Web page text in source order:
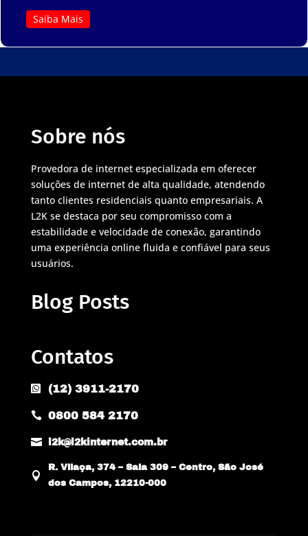
Saiba Mais
Sobre nós
Provedora de internet especializada em oferecer
soluções de internet de alta qualidade, atendendo
tanto clientes residenciais quanto empresariais. A
L2K se destaca por seu compromisso com a
estabilidade e velocidade de conexão, garantindo
uma experiência online fluida e confiável para seus
usuários.
Blog Posts
Contatos
 (12) 3911-2170
 0800 584 2170
 l2k@l2kinternet.com.br

R. Vilaça, 374 – Sala 309 – Centro, São José
dos Campos, 12210-000